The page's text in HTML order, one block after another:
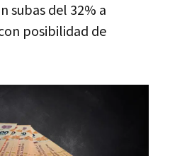
subas del 32% a
posibilidad de